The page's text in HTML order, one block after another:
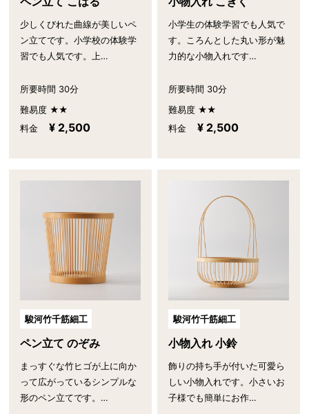
少しくびれた曲線が美しいペ
ン立てです。小学校の体験学
習でも人気です。上…
所要時間 30分
難易度 ★★
料金
¥ 2,500
小学生の体験学習でも人気で
す。ころんとした丸い形が魅
力的な小物入れです…
所要時間 30分
難易度 ★★
料金
¥ 2,500
駿河竹千筋細工
ペン立て のぞみ
まっすぐな竹ヒゴが上に向か
って広がっているシンプルな
形のペン立てです。…
駿河竹千筋細工
小物入れ 小鈴
飾りの持ち手が付いた可愛ら
しい小物入れです。小さいお
子様でも簡単にお作…